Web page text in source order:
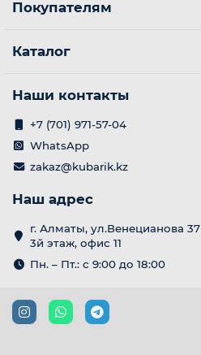
Покупателям
Каталог
Наши контакты
+7 (701) 971-57-04
WhatsApp
zakaz@kubarik.kz
Наш адрес
г. Алматы, ул.Венецианова 37
3й этаж, офис 11
Пн. – Пт.: с 9:00 до 18:00